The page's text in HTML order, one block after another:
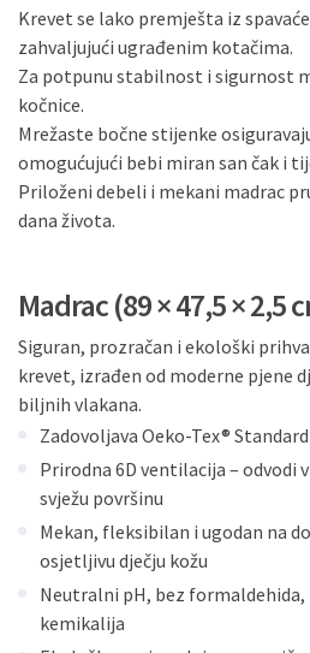
Krevet se lako premješta iz
zahvaljujući ugrađenim kotačima.
Za potpunu stabilnost i sigurnost
kočnice.
Mrežaste bočne stijenke
omogućujući bebi miran san čak i
Priloženi debeli i mekani madrac
dana života.
Madrac (89 × 47,5 × 2,5
Siguran, prozračan i ekološki
krevet, izrađen od moderne pjene
biljnih vlakana.
Zadovoljava Oeko-Tex®
Prirodna 6D ventilacija – odvodi
svježu površinu
Mekan, fleksibilan i ugodan na
osjetljivu dječju kožu
Neutralni pH, bez
kemikalija